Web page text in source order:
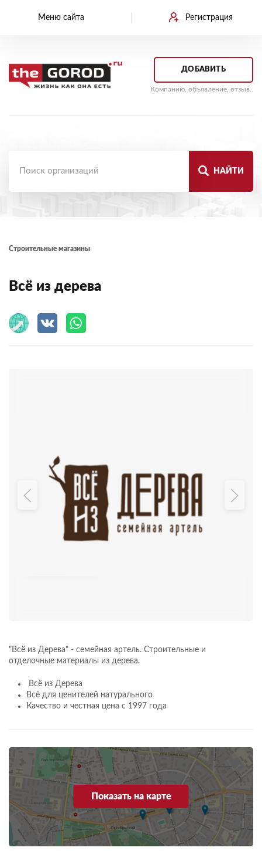
Меню сайта Регистрация
ДОБАВИТЬ
Компанию, объявление, отзыв..
НАЙТИ
Строительные магазины
Всё из дерева
"Всё из Дерева" - семейная артель. Строительные и
отделочные материалы из дерева.
Всё из Дерева
Всё для ценителей натурального
Качество и честная цена с 1997 года
Показать на карте